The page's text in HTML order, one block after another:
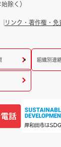
除く）
リンク・著作権・免
組織別連